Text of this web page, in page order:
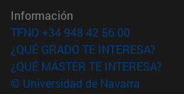
Información
TFNO +34 948 42 56 00
¿QUÉ GRADO TE INTERESA?
¿QUÉ MÁSTER TE INTERESA?
© Universidad de Navarra